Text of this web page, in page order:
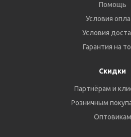
Помощь
Условия
Условия
Гарантия на
Скидки
Партнёрам и
Розничным
Оптовикам